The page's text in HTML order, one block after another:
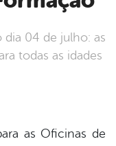
todas as idades
as Oficinas de